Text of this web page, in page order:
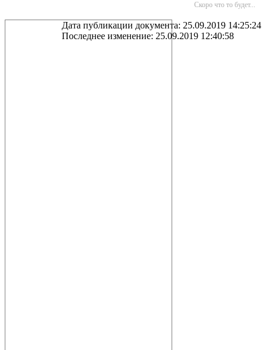
Скоро что то будет...
Дата публикации документа: 25.09.2019 14:25:24
Последнее изменение: 25.09.2019 12:40:58